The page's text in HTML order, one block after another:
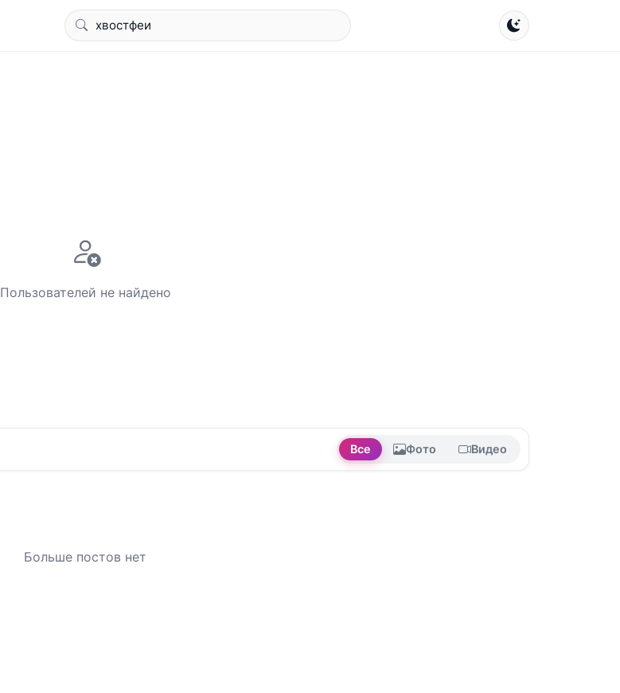
Пользователей не найдено
Все Фото Видео
Больше постов нет